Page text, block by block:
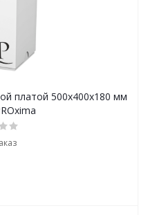
платой 500х400х180 мм